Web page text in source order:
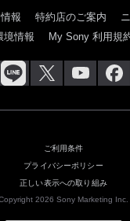
報 特約店のご案内
境情報
My Sony 利用規
ご利用条件
プライバシーポリシー
正しい表示への取り組み
2026 Sony Marketing Inc.